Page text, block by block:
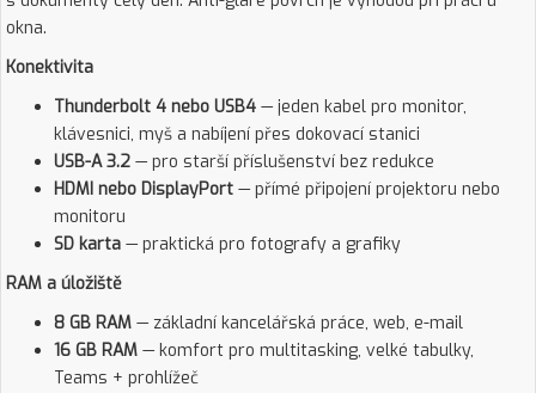
okna.
Konektivita
Thunderbolt 4 nebo USB4 — jeden kabel pro monitor,
klávesnici, myš a nabíjení přes dokovací stanici
USB-A 3.2 — pro starší příslušenství bez redukce
HDMI nebo DisplayPort — přímé připojení projektoru nebo
monitoru
SD karta — praktická pro fotografy a grafiky
RAM a úložiště
8 GB RAM — základní kancelářská práce, web, e-mail
16 GB RAM — komfort pro multitasking, velké tabulky,
Teams + prohlížeč